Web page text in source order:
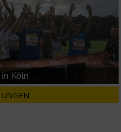
Köln